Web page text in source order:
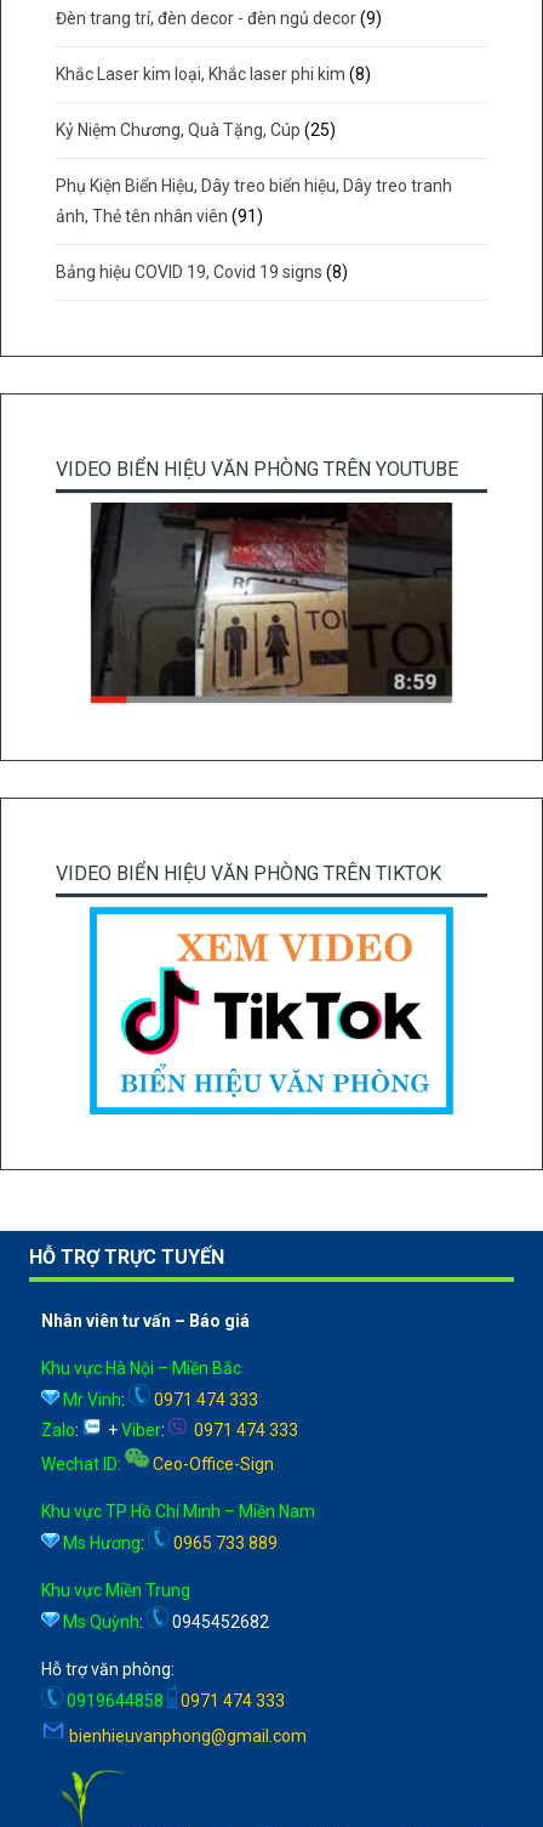
Đèn trang trí, đèn decor - đèn ngủ decor (9)
Khắc Laser kim loại, Khắc laser phi kim (8)
Kỷ Niệm Chương, Quà Tặng, Cúp (25)
Phụ Kiện Biển Hiệu, Dây treo biển hiệu, Dây treo tranh
ảnh, Thẻ tên nhân viên (91)
Bảng hiệu COVID 19, Covid 19 signs (8)
VIDEO BIỂN HIỆU VĂN PHÒNG TRÊN YOUTUBE
VIDEO BIỂN HIỆU VĂN PHÒNG TRÊN TIKTOK
HỖ TRỢ TRỰC TUYẾN
Nhân viên tư vấn – Báo giá
Khu vực Hà Nội – Miền Bắc
Mr Vinh:
0971 474 333
Zalo: +Viber:
0971 474 333
Wechat ID: Ceo-Office-Sign
Khu vực TP Hồ Chí Minh – Miền Nam
Ms Hương: 0965 733 889
Khu vực Miền Trung
Ms Quỳnh: 0945452682
Hỗ trợ văn phòng:
0919644858
0971 474 333
bienhieuvanphong@gmail.com